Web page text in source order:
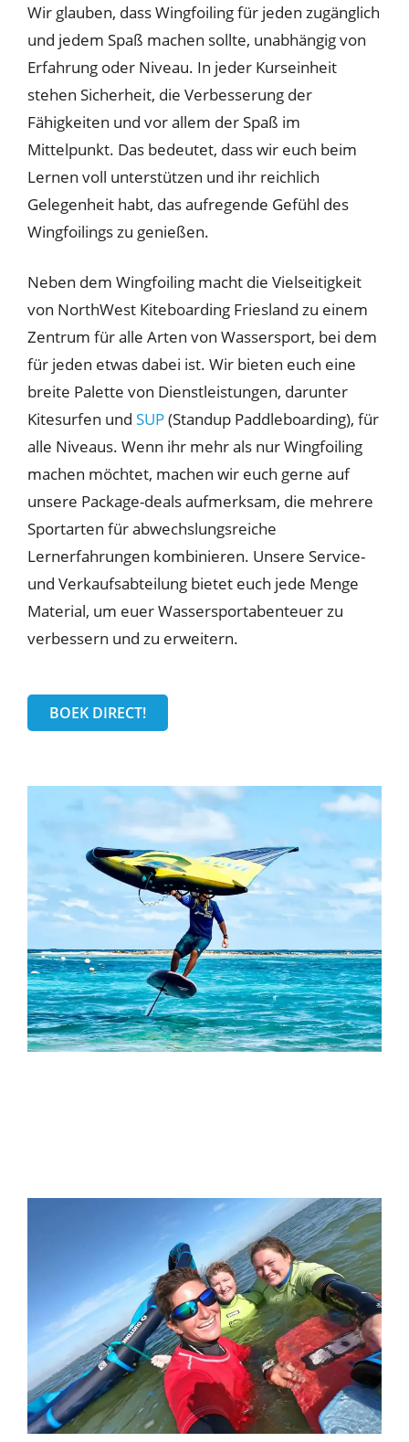
Wir glauben, dass Wingfoiling für jeden zugänglich
und jedem Spaß machen sollte, unabhängig von
Erfahrung oder Niveau. In jeder Kurseinheit
stehen Sicherheit, die Verbesserung der
Fähigkeiten und vor allem der Spaß im
Mittelpunkt. Das bedeutet, dass wir euch beim
Lernen voll unterstützen und ihr reichlich
Gelegenheit habt, das aufregende Gefühl des
Wingfoilings zu genießen.
Neben dem Wingfoiling macht die Vielseitigkeit
von NorthWest Kiteboarding Friesland zu einem
Zentrum für alle Arten von Wassersport, bei dem
für jeden etwas dabei ist. Wir bieten euch eine
breite Palette von Dienstleistungen, darunter
Kitesurfen und SUP(Standup Paddleboarding), für
alle Niveaus. Wenn ihr mehr als nur Wingfoiling
machen möchtet, machen wir euch gerne auf
unsere Package-deals aufmerksam, die mehrere
Sportarten für abwechslungsreiche
Lernerfahrungen kombinieren. Unsere Service-
und Verkaufsabteilung bietet euch jede Menge
Material, um euer Wassersportabenteuer zu
verbessern und zu erweitern.
BOEK DIRECT!